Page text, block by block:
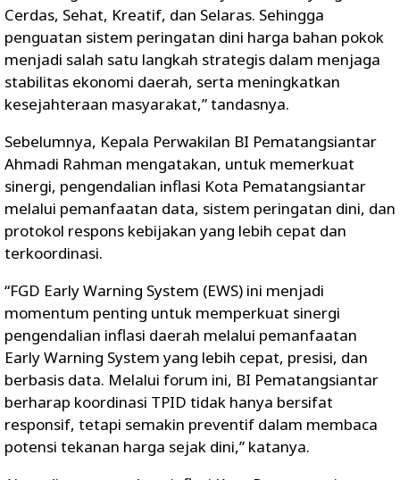
Cerdas, Sehat, Kreatif, dan Selaras. Sehingga
penguatan sistem peringatan dini harga bahan pokok
menjadi salah satu langkah strategis dalam menjaga
stabilitas ekonomi daerah, serta meningkatkan
kesejahteraan masyarakat,” tandasnya.
Sebelumnya, Kepala Perwakilan BI Pematangsiantar
Ahmadi Rahman mengatakan, untuk memerkuat
sinergi, pengendalian inflasi Kota Pematangsiantar
melalui pemanfaatan data, sistem peringatan dini, dan
protokol respons kebijakan yang lebih cepat dan
terkoordinasi.
“FGD Early Warning System (EWS) ini menjadi
momentum penting untuk memperkuat sinergi
pengendalian inflasi daerah melalui pemanfaatan
Early Warning System yang lebih cepat, presisi, dan
berbasis data. Melalui forum ini, BI Pematangsiantar
berharap koordinasi TPID tidak hanya bersifat
responsif, tetapi semakin preventif dalam membaca
potensi tekanan harga sejak dini,” katanya.